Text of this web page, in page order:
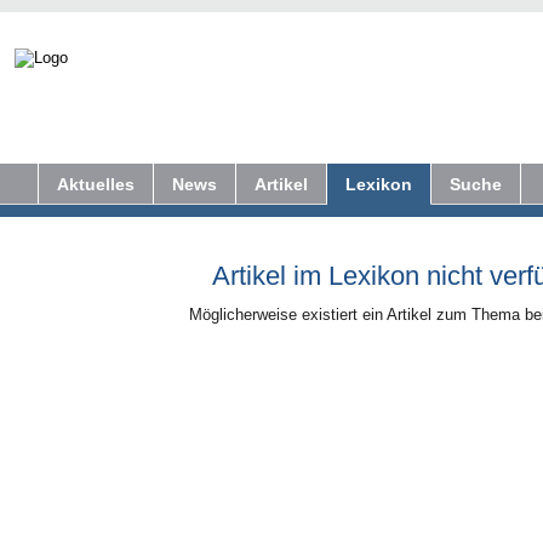
Aktuelles News Artikel Lexikon Suche
Artikel im Lexikon nicht
Möglicherweise existiert ein Artikel zum Thema